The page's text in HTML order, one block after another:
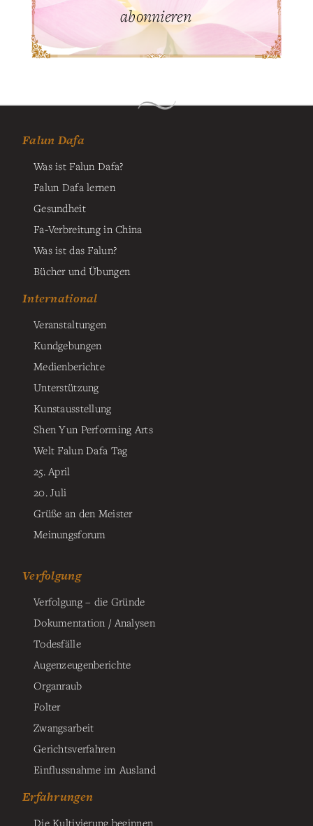
abonnieren
Falun Dafa
Was ist Falun Dafa?
Falun Dafa lernen
Gesundheit
Fa-Verbreitung in China
Was ist das Falun?
Bücher und Übungen
International
Veranstaltungen
Kundgebungen
Medienberichte
Unterstützung
Kunstausstellung
Shen Yun Performing Arts
Welt Falun Dafa Tag
25. April
20. Juli
Grüße an den Meister
Meinungsforum
Verfolgung
Verfolgung – die Gründe
Dokumentation / Analysen
Todesfälle
Augenzeugenberichte
Organraub
Folter
Zwangsarbeit
Gerichtsverfahren
Einflussnahme im Ausland
Erfahrungen
Die Kultivierung beginnen